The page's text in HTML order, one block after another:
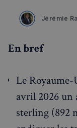
Jérémie
En bref
Le
avril 2026 un
sterling (892